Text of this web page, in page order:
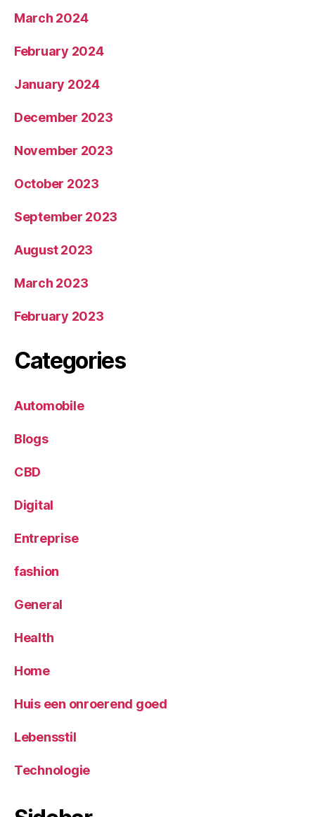
March 2024
February 2024
January 2024
December 2023
November 2023
October 2023
September 2023
August 2023
March 2023
February 2023
Categories
Automobile
Blogs
CBD
Digital
Entreprise
fashion
General
Health
Home
Huis een onroerend goed
Lebensstil
Technologie